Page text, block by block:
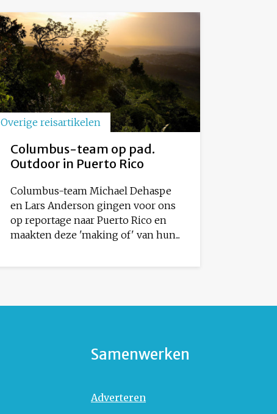
Overige reisartikelen
Columbus-team op pad.
Outdoor in Puerto Rico
Columbus-team Michael Dehaspe
en Lars Anderson gingen voor ons
op reportage naar Puerto Rico en
maakten deze 'making of' van hun...
Samenwerken
Adverteren